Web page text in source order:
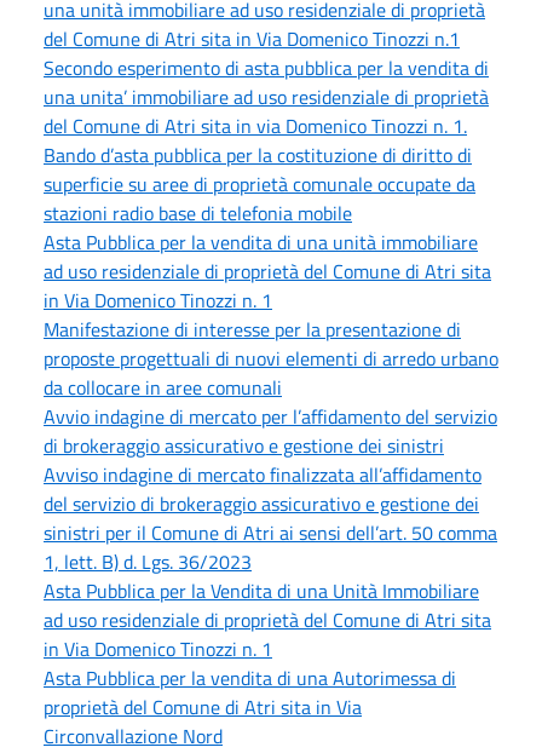
una unità immobiliare ad uso residenziale di proprietà
del Comune di Atri sita in Via Domenico Tinozzi n.1
Secondo esperimento di asta pubblica per la vendita di
una unita’ immobiliare ad uso residenziale di proprietà
del Comune di Atri sita in via Domenico Tinozzi n. 1.
Bando d’asta pubblica per la costituzione di diritto di
superficie su aree di proprietà comunale occupate da
stazioni radio base di telefonia mobile
Asta Pubblica per la vendita di una unità immobiliare
ad uso residenziale di proprietà del Comune di Atri sita
in Via Domenico Tinozzi n. 1
Manifestazione di interesse per la presentazione di
proposte progettuali di nuovi elementi di arredo urbano
da collocare in aree comunali
Avvio indagine di mercato per l’affidamento del servizio
di brokeraggio assicurativo e gestione dei sinistri
Avviso indagine di mercato finalizzata all’affidamento
del servizio di brokeraggio assicurativo e gestione dei
sinistri per il Comune di Atri ai sensi dell’art. 50 comma
1, lett. B) d. Lgs. 36/2023
Asta Pubblica per la Vendita di una Unità Immobiliare
ad uso residenziale di proprietà del Comune di Atri sita
in Via Domenico Tinozzi n. 1
Asta Pubblica per la vendita di una Autorimessa di
proprietà del Comune di Atri sita in Via
Circonvallazione Nord